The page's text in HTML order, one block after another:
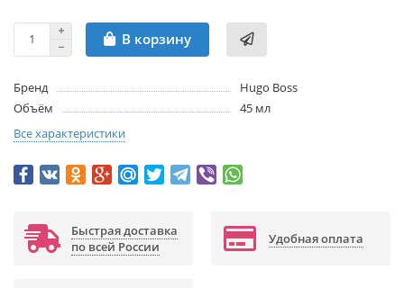
В корзину
Бренд
Hugo Boss
Объём
45 мл
Все характеристики
Быстрая доставка
по всей России
Удобная оплата